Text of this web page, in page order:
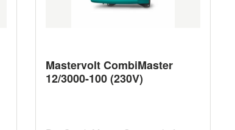
Mastervolt CombiMaster
12/3000-100 (230V)